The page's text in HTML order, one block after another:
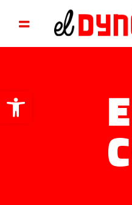
Abrir barra de herramientas E
C